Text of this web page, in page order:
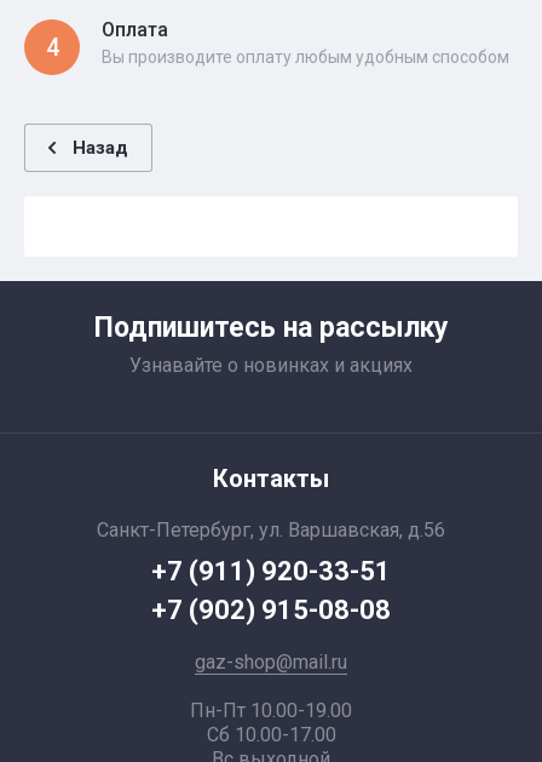
4
Оплата
Вы производите оплату любым удобным способом
Назад
Подпишитесь на рассылку
Узнавайте о новинках и акциях
Контакты
Санкт-Петербург, ул. Варшавская, д.56
+7 (911) 920-33-51
+7 (902) 915-08-08
gaz-shop@mail.ru
Пн-Пт 10.00-19.00
Сб 10.00-17.00